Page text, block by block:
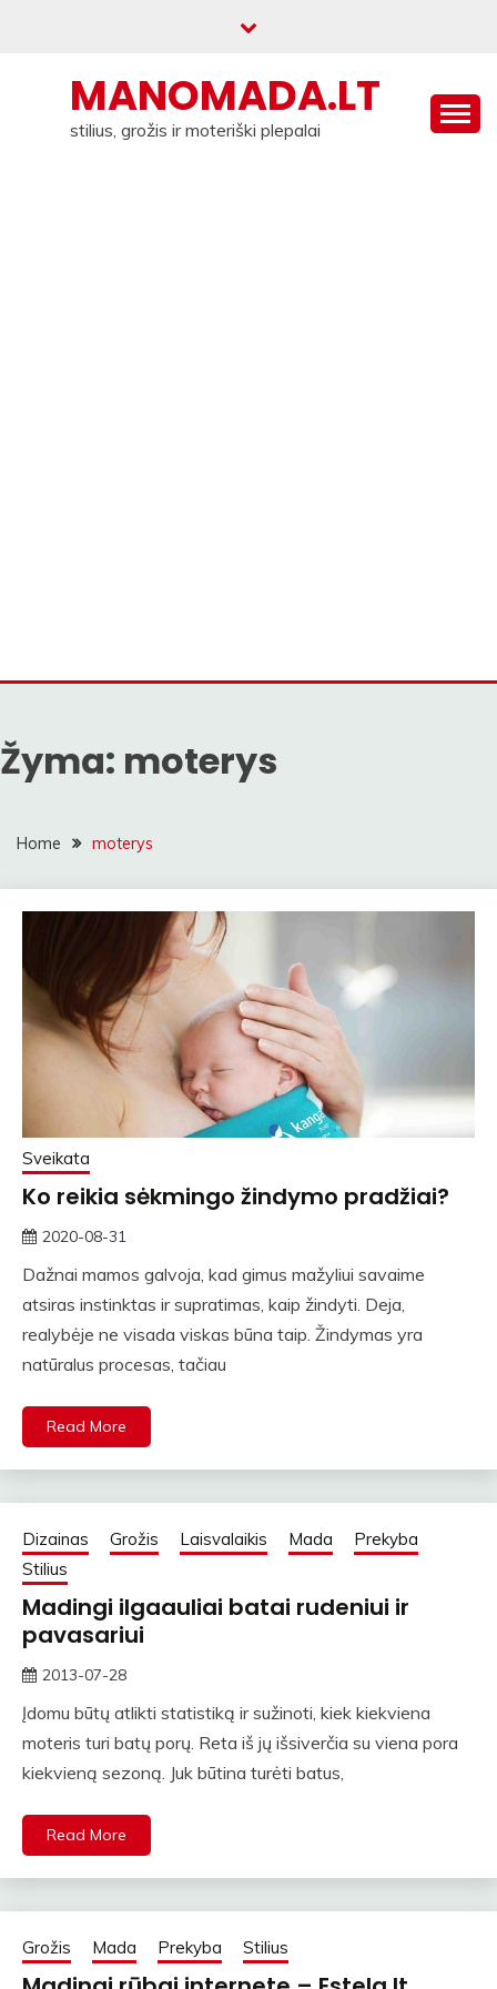
MANOMADA.LT
stilius, grožis ir moteriški plepalai
Žyma: moterys
Home moterys
Sveikata
Ko reikia sėkmingo žindymo pradžiai?
2020-08-31
Dažnai mamos galvoja, kad gimus mažyliui savaime
atsiras instinktas ir supratimas, kaip žindyti. Deja,
realybėje ne visada viskas būna taip. Žindymas yra
natūralus procesas, tačiau
Read More
Dizainas Grožis Laisvalaikis Mada
Prekyba
Stilius
Madingi ilgaauliai batai rudeniui ir
pavasariui
2013-07-28
Įdomu būtų atlikti statistiką ir sužinoti, kiek kiekviena
moteris turi batų porų. Reta iš jų išsiverčia su viena pora
kiekvieną sezoną. Juk būtina turėti batus,
Read More
Grožis Mada Prekyba Stilius